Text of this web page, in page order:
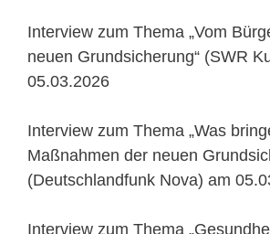
Interview zum Thema „Vom
neuen Grundsicherung“ (SWR
05.03.2026
Interview zum Thema „Was
Maßnahmen der neuen
(Deutschlandfunk Nova) am
Interview zum Thema